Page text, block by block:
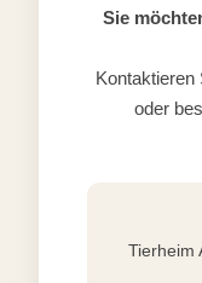
Sie
Kontaktieren
oder
Tierheim